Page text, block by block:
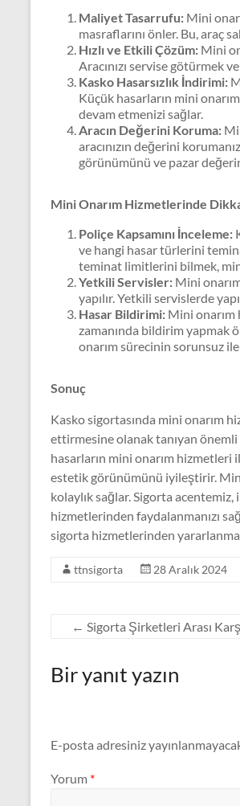
Maliyet Tasarrufu: Mini
masraflarını önler. Bu, araç
Hızlı ve Etkili Çözüm: Mini
Aracınızı servise götürmek
Kasko Hasarsızlık İndirimi:
Küçük hasarların mini
devam etmenizi sağlar.
Aracın Değerini Koruma:
aracınızın değerini
görünümünü ve pazar
Mini Onarım Hizmetlerinde
Poliçe Kapsamını İnceleme:
ve hangi hasar türlerini
teminat limitlerini bilmek,
Yetkili Servisler: Mini
yapılır. Yetkili servislerde
Hasar Bildirimi: Mini
zamanında bildirim yapmak
onarım sürecinin sorunsuz
Sonuç
Kasko sigortasında mini onarım
ettirmesine olanak tanıyan
hasarların mini onarım hizmetleri
estetik görünümünü iyileştirir.
kolaylık sağlar. Sigorta
hizmetlerinden faydalanmanızı
sigorta hizmetlerinden
ttnsigorta 28 Aralık 2024
← Sigorta Şirketleri Arası
Bir yanıt yazın
E-posta adresiniz
Yorum *